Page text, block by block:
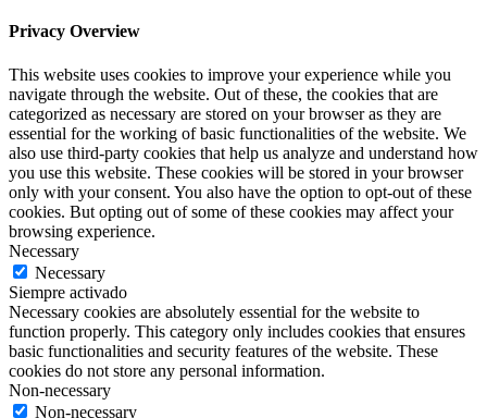
Privacy Overview
This website uses cookies to improve your experience while you
navigate through the website. Out of these, the cookies that are
categorized as necessary are stored on your browser as they are
essential for the working of basic functionalities of the website. We
also use third-party cookies that help us analyze and understand how
you use this website. These cookies will be stored in your browser
only with your consent. You also have the option to opt-out of these
cookies. But opting out of some of these cookies may affect your
browsing experience.
Necessary
Necessary
Siempre activado
Necessary cookies are absolutely essential for the website to
function properly. This category only includes cookies that ensures
basic functionalities and security features of the website. These
cookies do not store any personal information.
Non-necessary
Non-necessary